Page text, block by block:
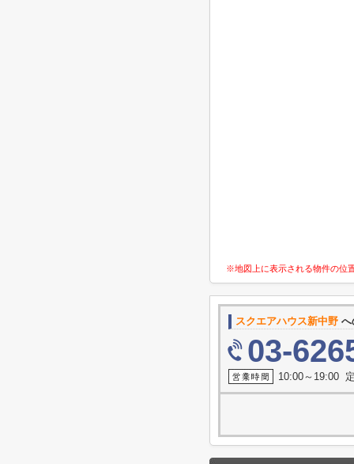
※地図上に表示される物件の位
スクエアハウス新中野 へ
03-
10:00～19:00